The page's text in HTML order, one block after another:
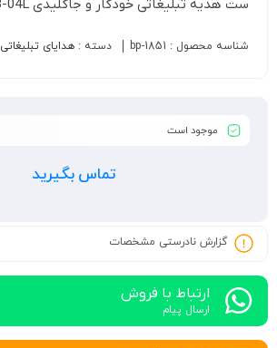
ست هدیه تبلیغاتی خودکار و جاکلیدی B-04L
شناسه محصول : bp-1851 دسته : هدایای تبلیغاتی
موجود است
تماس بگیرید
گزارش نادرستی مشخصات
ارتباط با فروش
ارسال پیام